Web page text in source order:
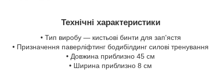
Технічні характеристики
• Тип виробу — кистьові бинти для зап'ястя
• Призначення паверліфтинг бодибілдинг силові тренування
• Довжина приблизно 45 см
• Ширина приблизно 8 см